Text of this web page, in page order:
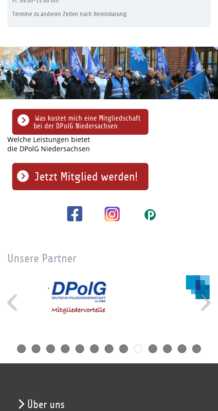
Termine zu anderen Zeiten nach Vereinbarung.
Was kostet mich eine Mitgliedschaft
bei der DPolG Niedersachsen
Welche Leistungen bietet
die DPolG Niedersachsen
Jetzt Mitglied werden!
Unsere Partner
Über uns